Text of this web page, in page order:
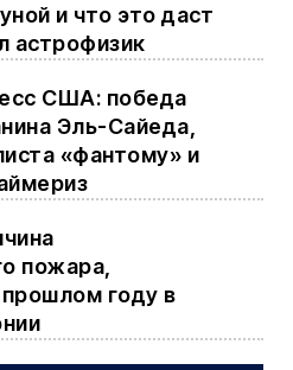
и что это даст
астрофизик
США: победа
Эль-Сайеда,
«фантому» и
пожара,
году в